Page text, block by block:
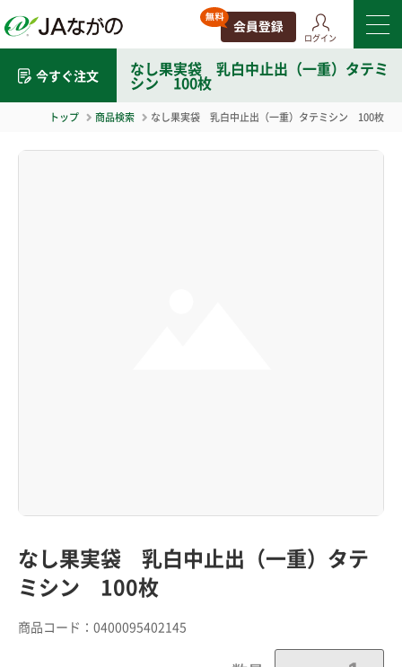
ログイン
今すぐ注文 なし果実袋 乳白中止出（一重）タテミ
シン 100枚
トップ 商品検索 なし果実袋 乳白中止出（一重）タテミシン 100枚
なし果実袋 乳白中止出（一重）タテ
ミシン 100枚
商品コード： 0400095402145